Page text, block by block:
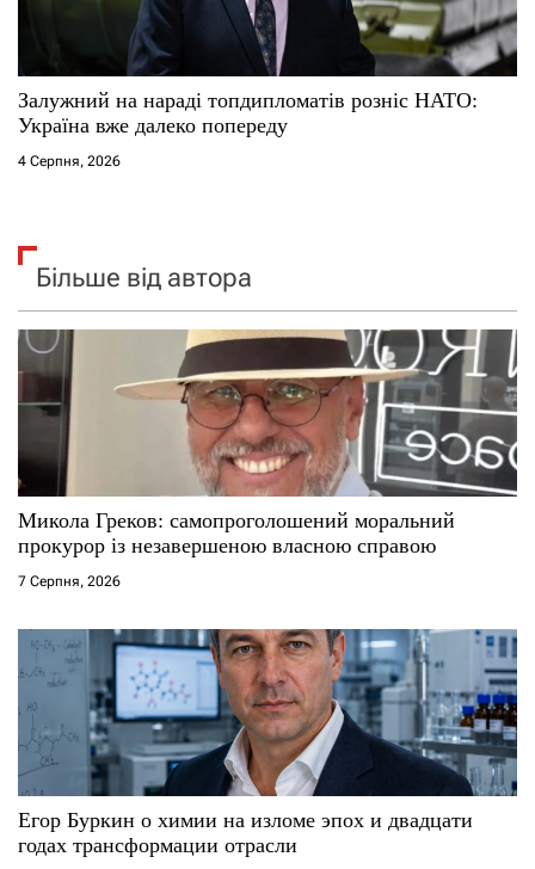
Залужний на нараді топдипломатів розніс НАТО:
Україна вже далеко попереду
4 Серпня, 2026
Більше від автора
Микола Греков: самопроголошений моральний
прокурор із незавершеною власною справою
7 Серпня, 2026
Егор Буркин о химии на изломе эпох и двадцати
годах трансформации отрасли